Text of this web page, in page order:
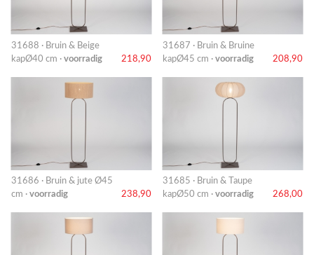
31688 · Bruin & Beige
kapØ40 cm · voorradig 218,90
31687 · Bruin & Bruine
kapØ45 cm · voorradig 208,90
31686 · Bruin & jute Ø45
cm · voorradig 238,90
31685 · Bruin & Taupe
kapØ50 cm · voorradig 268,00